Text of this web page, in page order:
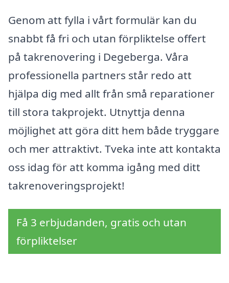
Genom att fylla i vårt formulär kan du
snabbt få fri och utan förpliktelse offert
på takrenovering i Degeberga. Våra
professionella partners står redo att
hjälpa dig med allt från små reparationer
till stora takprojekt. Utnyttja denna
möjlighet att göra ditt hem både tryggare
och mer attraktivt. Tveka inte att kontakta
oss idag för att komma igång med ditt
takrenoveringsprojekt!
Få 3 erbjudanden, gratis och utan
förpliktelser